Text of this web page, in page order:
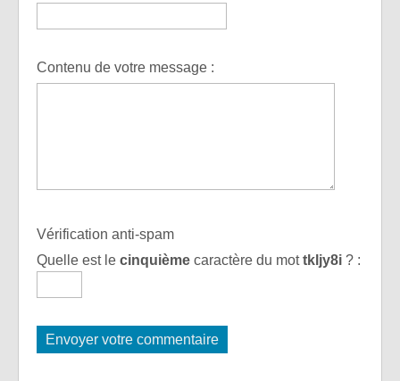
Contenu de votre message :
Vérification anti-spam
Quelle est le cinquième caractère du mottkljy8i ? :